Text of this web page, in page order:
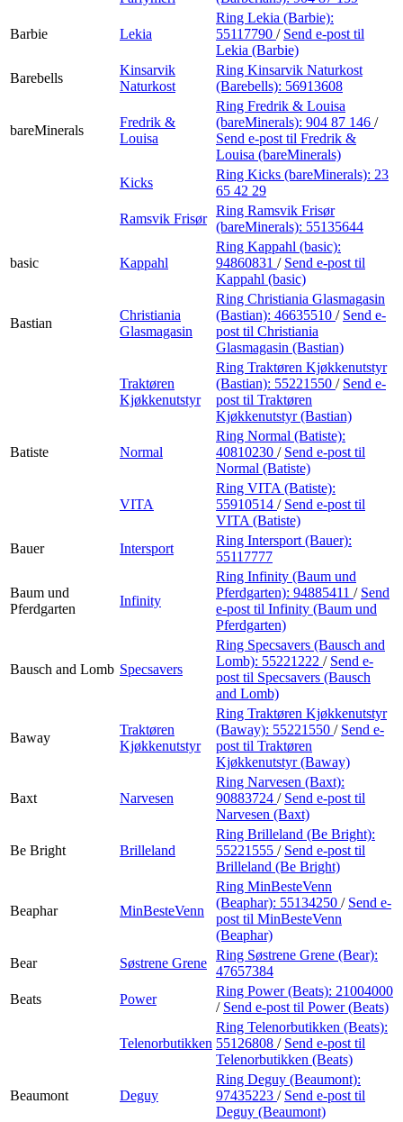
Barbie Lekia
Ring Lekia (Barbie):
55117790 / Send e-post til
Lekia (Barbie)
Barebells
Kinsarvik
Naturkost
Ring Kinsarvik Naturkost
(Barebells): 56913608
bareMinerals
Fredrik &
Louisa
Ring Fredrik & Louisa
(bareMinerals): 904 87 146 /
Send e-post til Fredrik &
Louisa (bareMinerals)
Kicks
Ring Kicks (bareMinerals): 23
65 42 29
Ramsvik Frisør
Ring Ramsvik Frisør
(bareMinerals): 55135644
basic Kappahl
Ring Kappahl (basic):
94860831 / Send e-post til
Kappahl (basic)
Bastian
Christiania
Glasmagasin
Ring Christiania Glasmagasin
(Bastian): 46635510 / Send e-
post til Christiania
Glasmagasin (Bastian)
Traktøren
Kjøkkenutstyr
Ring Traktøren Kjøkkenutstyr
(Bastian): 55221550 / Send e-
post til Traktøren
Kjøkkenutstyr (Bastian)
Batiste Normal
Ring Normal (Batiste):
40810230 / Send e-post til
Normal (Batiste)
VITA
Ring VITA (Batiste):
55910514 / Send e-post til
VITA (Batiste)
Bauer
Intersport
Ring Intersport (Bauer):
55117777
Baum und
Pferdgarten
Infinity
Ring Infinity (Baum und
Pferdgarten): 94885411 / Send
e-post til Infinity (Baum und
Pferdgarten)
Bausch and Lomb Specsavers
Ring Specsavers (Bausch and
Lomb): 55221222 / Send e-
post til Specsavers (Bausch
and Lomb)
Baway
Traktøren
Kjøkkenutstyr
Ring Traktøren Kjøkkenutstyr
(Baway): 55221550 / Send e-
post til Traktøren
Kjøkkenutstyr (Baway)
Baxt Narvesen
Ring Narvesen (Baxt):
90883724 / Send e-post til
Narvesen (Baxt)
Be Bright Brilleland
Ring Brilleland (Be Bright):
55221555 / Send e-post til
Brilleland (Be Bright)
Beaphar MinBesteVenn
Ring MinBesteVenn
(Beaphar): 55134250 / Send e-
post til MinBesteVenn
(Beaphar)
Bear
Søstrene Grene
Ring Søstrene Grene (Bear):
47657384
Beats
Power
Ring Power (Beats): 21004000
/ Send e-post til Power (Beats)
Telenorbutikken
Ring Telenorbutikken (Beats):
55126808 / Send e-post til
Telenorbutikken (Beats)
Beaumont Deguy
Ring Deguy (Beaumont):
97435223 / Send e-post til
Deguy (Beaumont)